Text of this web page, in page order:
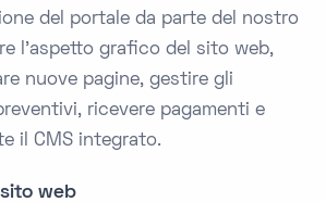
del portale da parte del nostro
l’aspetto grafico del sito web,
nuove pagine, gestire gli
ricevere pagamenti e
il CMS integrato.
web